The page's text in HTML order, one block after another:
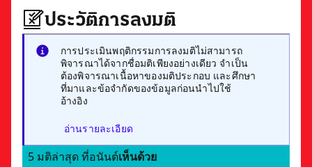
ประวัติการลงมติ
การประเมินพฤติกรรมการลงมติไม่สามารถ
พิจารณาได้จากชื่อมติเพียงอย่างเดียว จำเป็น
ต้องพิจารณาเนื้อหาของมติประกอบ และศึกษา
ที่มาและข้อจำกัดของข้อมูลก่อนนำไปใช้
อ้างอิง
อ่านรายละเอียด
5 มติล่าสุด ที่อนันต์เห็นด้วย